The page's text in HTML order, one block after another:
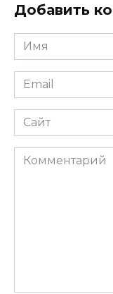
Добавить
Имя
Email
Сайт
Комментарий